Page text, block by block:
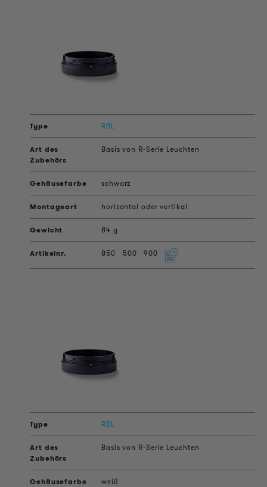
RBL
Basis von R-Serie Leuchten
schwarz
horizontal oder vertikal
84 g
850 500 900
RBL
Basis von R-Serie Leuchten
weiß